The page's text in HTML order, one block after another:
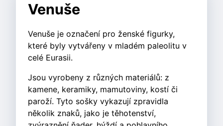
Venuše
Venuše je označení pro ženské figurky,
které byly vytvářeny v mladém paleolitu v
celé Eurasii.
Jsou vyrobeny z různých materiálů: z
kamene, keramiky, mamutoviny, kostí či
paroží. Tyto sošky vykazují zpravidla
několik znaků, jako je těhotenství,